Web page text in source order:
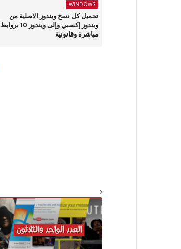
WINDOWS
تحميل كل نسخ ويندوز الاصلية من
ويندوز إكسبي وإلى ويندوز 10 بروابط
مباشرة وقانونية